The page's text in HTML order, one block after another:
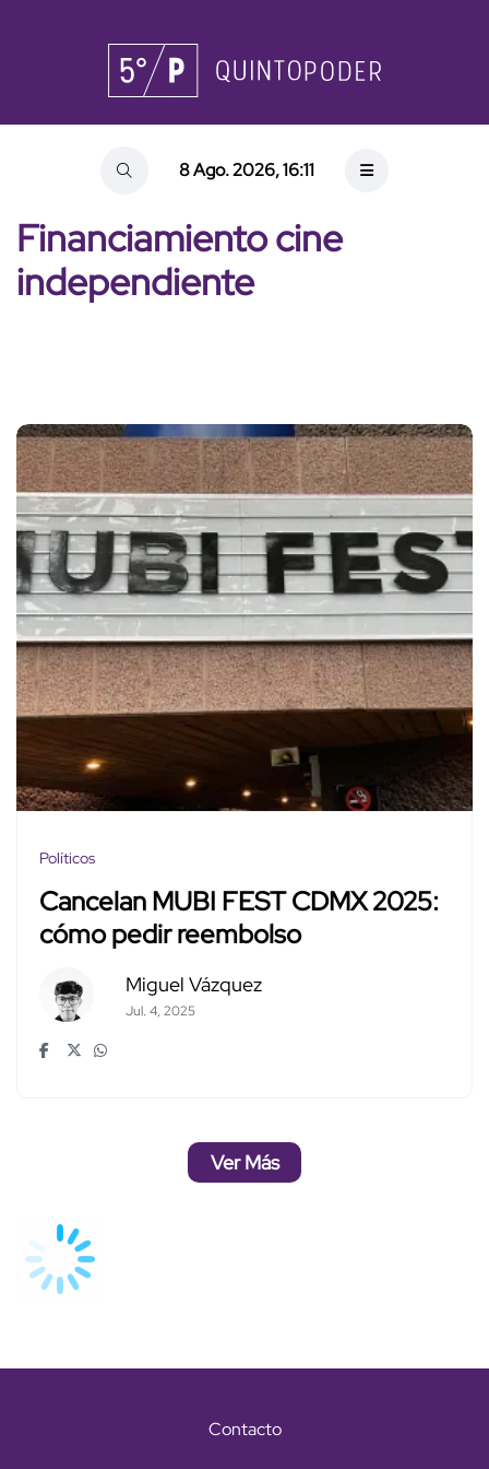
8 Ago. 2026, 16:11
Financiamiento cine
independiente
Políticos
Cancelan MUBI FEST CDMX 2025:
cómo pedir reembolso
Miguel Vázquez
Jul. 4, 2025
Ver Más
Contacto